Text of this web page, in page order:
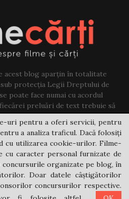
acest blog aparțin în totalitate
protecția Legii Dreptului de
poate face numai cu acordul
preluări de text trebuie să
către acest blog.
jovi@filme-carti.ro
uri pentru a oferi servicii, pentru
a analiza traficul. Dacă folosiți
cu utilizarea cookie-urilor. Filme-
cu caracter personal furnizate de
organizate pe blog, în
Doar datele câștigătorilor
concursurilor respective.